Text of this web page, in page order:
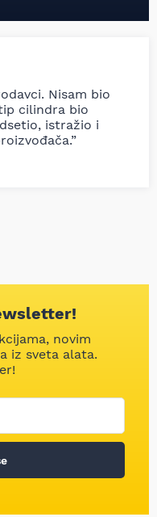
Nisam bio
cilindra bio
istražio i
novim
iz sveta alata.